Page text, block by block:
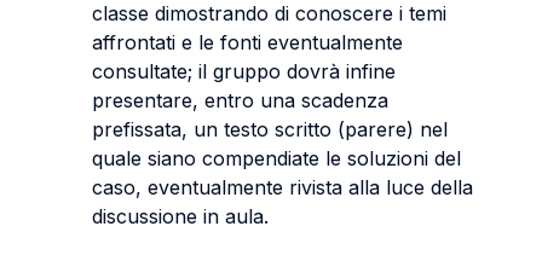
classe dimostrando di conoscere i temi
affrontati e le fonti eventualmente
consultate; il gruppo dovrà infine
presentare, entro una scadenza
prefissata, un testo scritto (parere) nel
quale siano compendiate le soluzioni del
caso, eventualmente rivista alla luce della
discussione in aula.